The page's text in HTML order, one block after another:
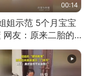
00:14
姐示范 5个月宝宝
网友：原来二胎的
长这样